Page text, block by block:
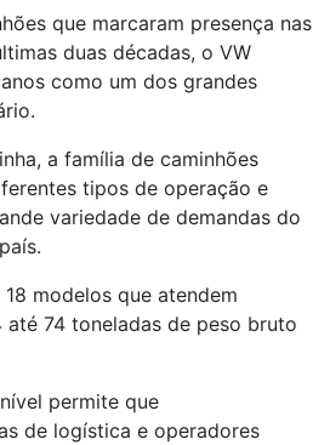
que marcaram presença nas
duas décadas, o VW
como um dos grandes
a família de caminhões
tipos de operação e
variedade de demandas do
modelos que atendem
até 74 toneladas de peso bruto
permite que
de logística e operadores